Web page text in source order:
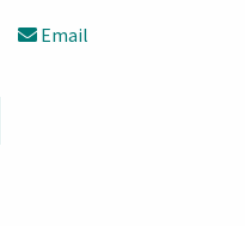
Email